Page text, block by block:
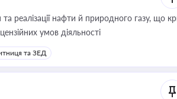
реалізації нафти й природного газу, що
умов діяльності
та ЗЕД